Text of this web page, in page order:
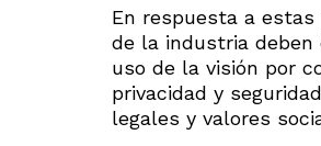
En respuesta a
de la industria deben
uso de la visión por
privacidad y
legales y valores